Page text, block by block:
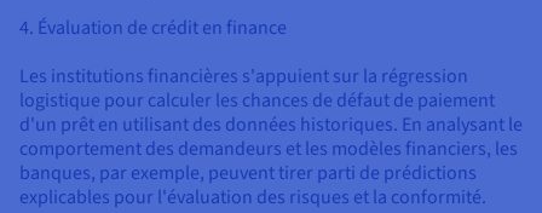
4. Évaluation de crédit en finance
Les institutions financières s'appuient sur la régression
logistique pour calculer les chances de défaut de paiement
d'un prêt en utilisant des données historiques. En analysant le
comportement des demandeurs et les modèles financiers, les
banques, par exemple, peuvent tirer parti de prédictions
explicables pour l'évaluation des risques et la conformité.